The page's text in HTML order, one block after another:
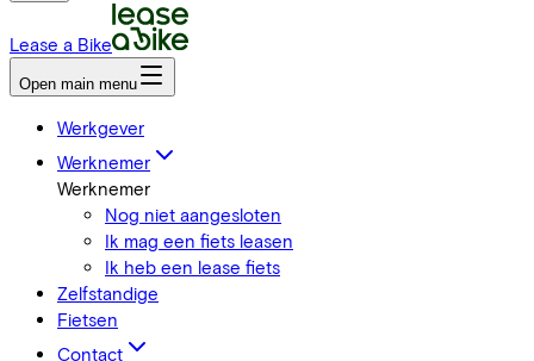
Lease a Bike
Open main menu
Werkgever
Werknemer
Werknemer
Nog niet aangesloten
Ik mag een fiets leasen
Ik heb een lease fiets
Zelfstandige
Fietsen
Contact